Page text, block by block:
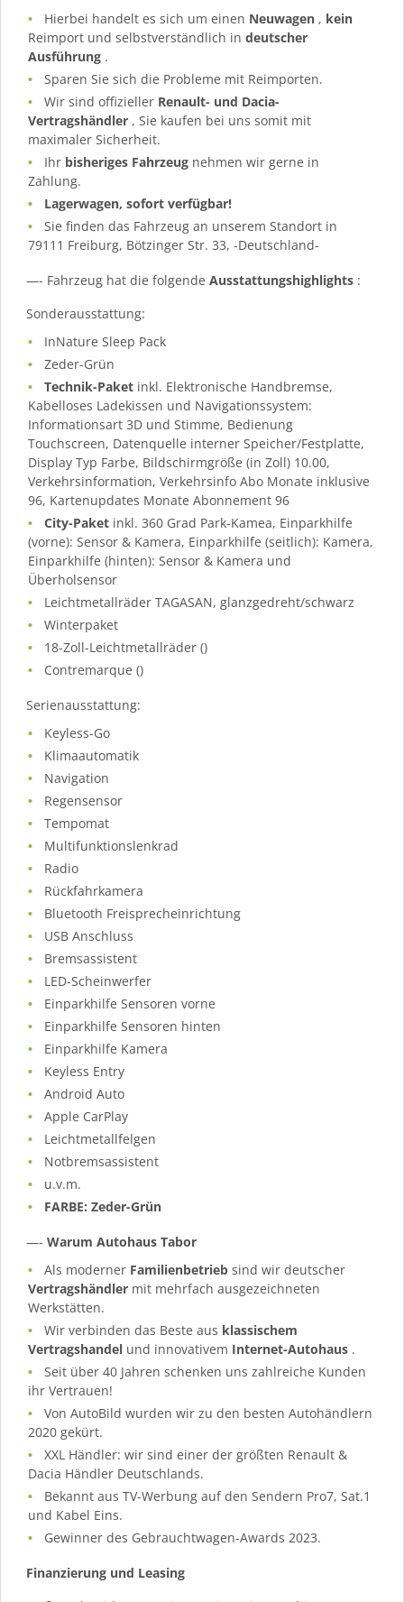
Hierbei handelt es sich um einen Neuwagen , kein
Reimport und selbstverständlich in deutscher
Ausführung .
Sparen Sie sich die Probleme mit Reimporten.
Wir sind offizieller Renault- und Dacia-
Vertragshändler , Sie kaufen bei uns somit mit
maximaler Sicherheit.
Ihr bisheriges Fahrzeug nehmen wir gerne in
Zahlung.
Lagerwagen, sofort verfügbar!
Sie finden das Fahrzeug an unserem Standort in
79111 Freiburg, Bötzinger Str. 33, -Deutschland-
—- Fahrzeug hat die folgende Ausstattungshighlights :
Sonderausstattung:
InNature Sleep Pack
Zeder-Grün
Technik-Paket inkl. Elektronische Handbremse,
Kabelloses Ladekissen und Navigationssystem:
Informationsart 3D und Stimme, Bedienung
Touchscreen, Datenquelle interner Speicher/Festplatte,
Display Typ Farbe, Bildschirmgröße (in Zoll) 10.00,
Verkehrsinformation, Verkehrsinfo Abo Monate inklusive
96, Kartenupdates Monate Abonnement 96
City-Paket inkl. 360 Grad Park-Kamea, Einparkhilfe
(vorne): Sensor & Kamera, Einparkhilfe (seitlich): Kamera,
Einparkhilfe (hinten): Sensor & Kamera und
Überholsensor
Leichtmetallräder TAGASAN, glanzgedreht/schwarz
Winterpaket
18-Zoll-Leichtmetallräder ()
Contremarque ()
Serienausstattung:
Keyless-Go
Klimaautomatik
Navigation
Regensensor
Tempomat
Multifunktionslenkrad
Radio
Rückfahrkamera
Bluetooth Freisprecheinrichtung
USB Anschluss
Bremsassistent
LED-Scheinwerfer
Einparkhilfe Sensoren vorne
Einparkhilfe Sensoren hinten
Einparkhilfe Kamera
Keyless Entry
Android Auto
Apple CarPlay
Leichtmetallfelgen
Notbremsassistent
u.v.m.
FARBE: Zeder-Grün
—- Warum Autohaus Tabor
Als moderner Familienbetrieb sind wir deutscher
Vertragshändler mit mehrfach ausgezeichneten
Werkstätten.
Wir verbinden das Beste aus klassischem
Vertragshandel und innovativem Internet-Autohaus .
Seit über 40 Jahren schenken uns zahlreiche Kunden
ihr Vertrauen!
Von AutoBild wurden wir zu den besten Autohändlern
2020 gekürt.
XXL Händler: wir sind einer der größten Renault &
Dacia Händler Deutschlands.
Bekannt aus TV-Werbung auf den Sendern Pro7, Sat.1
und Kabel Eins.
Gewinner des Gebrauchtwagen-Awards 2023.
Finanzierung und Leasing